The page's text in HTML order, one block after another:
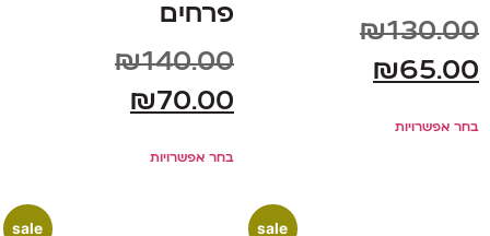
₪130.00
₪65.00
בחר אפשרויות
פרחים
₪140.00
₪ 70.00
בחר אפשרויות
sale
sale